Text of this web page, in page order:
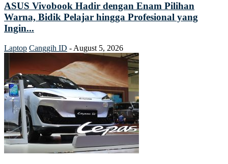
ASUS Vivobook Hadir dengan Enam Pilihan
Warna, Bidik Pelajar hingga Profesional yang
Ingin...
Laptop Canggih ID - August 5, 2026